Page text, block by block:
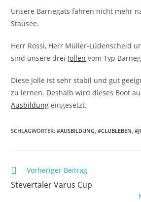
Unsere Barnegats fahren nicht mehr
Stausee.
Herr Rossi, Herr Müller-Lüdenscheid
sind unsere drei Jollen vom Typ
Diese Jolle ist sehr stabil und gut
zu lernen. Deshalb wird dieses Boot
Ausbildung eingesetzt.
SCHLAGWÖRTER:#AUSBILDUNG #CLUBLEBEN
Weitere
ansehen
Vorheriger Beitrag
Stevertaler Varus Cup